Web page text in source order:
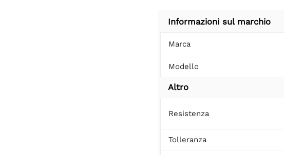
Informazioni sul marchio
Marca
Modello
Altro
Resistenza
Tolleranza